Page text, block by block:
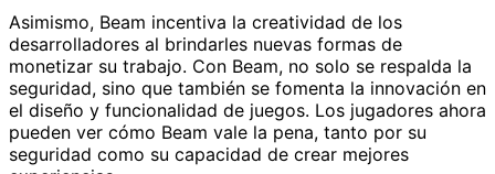
Asimismo, Beam incentiva la creatividad de los
desarrolladores al brindarles nuevas formas de
monetizar su trabajo. Con Beam, no solo se respalda la
seguridad, sino que también se fomenta la innovación en
el diseño y funcionalidad de juegos. Los jugadores ahora
pueden ver cómo Beam vale la pena, tanto por su
seguridad como su capacidad de crear mejores